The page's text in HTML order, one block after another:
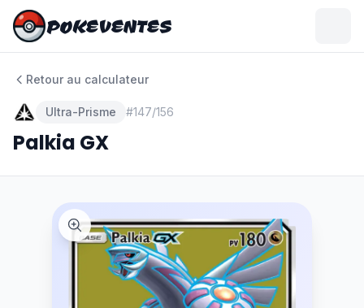
POKEVENTES
POKEVENTES
Retour au calculateur
Ultra-Prisme #147/156
Palkia GX